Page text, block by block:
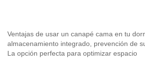
Ventajas de usar un canapé cama en tu
almacenamiento integrado, prevención de
La opción perfecta para optimizar espacio